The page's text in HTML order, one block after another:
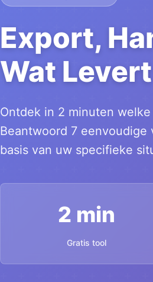
Export,
Wat Levert
Ontdek in 2 minuten
Beantwoord 7
basis van uw specifieke
2 min
Gratis tool